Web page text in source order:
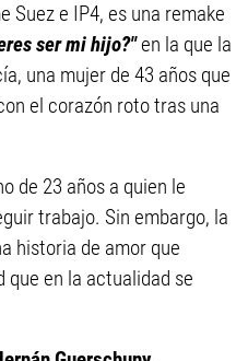
Suez e IP4, es una remake
ser mi hijo?"en la que la
una mujer de 43 años que
el corazón roto tras una
de 23 años a quien le
trabajo. Sin embargo, la
historia de amor que
que en la actualidad se